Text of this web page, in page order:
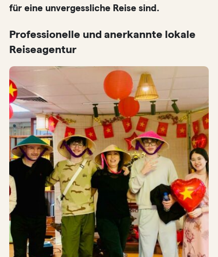
für eine unvergessliche Reise sind.
Professionelle und anerkannte lokale
Reiseagentur